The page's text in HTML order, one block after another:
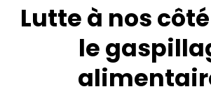
Lutte à nos
le